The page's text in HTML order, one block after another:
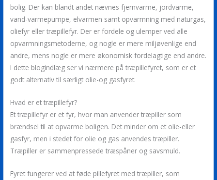
bolig. Der kan blandt andet nævnes fjernvarme, jordvarme,
vand-varmepumpe, elvarmen samt opvarmning med naturgas,
oliefyr eller træpillefyr. Der er fordele og ulemper ved alle
opvarmningsmetoderne, og nogle er mere miljøvenlige end
andre, mens nogle er mere økonomisk fordelagtige end andre.
I dette blogindlæg ser vi nærmere på træpillefyret, som er et
godt alternativ til særligt olie-og gasfyret.
Hvad er et træpillefyr?
Et træpillefyr er et fyr, hvor man anvender træpiller som
brændsel til at opvarme boligen. Det minder om et olie-eller
gasfyr, men i stedet for olie og gas anvendes træpiller.
Træpiller er sammenpressede træspåner og savsmuld.
Fyret fungerer ved at føde pillefyret med træpiller, som